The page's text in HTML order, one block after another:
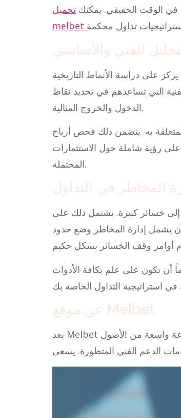
في الوقت الحقيقي. يمكنك تحميل
الفني والأساسي
على دراسة الأنماط التاريخية
التي تساعدهم في تحديد نقاط
الدخول والخروج المثالية.
به. يتضمن ذلك فحص أرباح
رؤية شاملة حول الاستثمارات
المحتملة.
المخاطر في التداول
خسائر كبيرة. يشتمل ذلك على
يشمل إدارة المخاطر وضع حدود
أن تكون على علم بكافة الأدوات
عن موقع Melbet
يعد Melbet واحداً من المواقع البارزة في مجال تقديم خدمات التداول عبر الانترنت، حيث يوفر للمستخدمين إمكانية الاستفادة من مجموعة واسعة من الأصول